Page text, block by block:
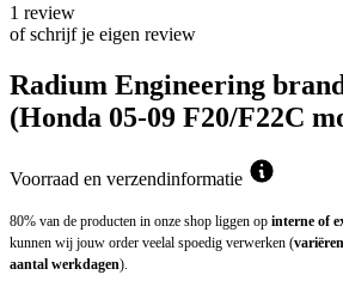
1 review
of schrijf je eigen review
Radium Engineering
(Honda 05-09 F20/F22C
Voorraad en verzendinformatie
80% van de producten in onze shop liggen op interne of
kunnen wij jouw order veelal spoedig verwerken (
aantal werkdagen).